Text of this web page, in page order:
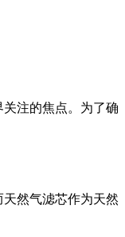
注的焦点。为了确
然气滤芯作为天然